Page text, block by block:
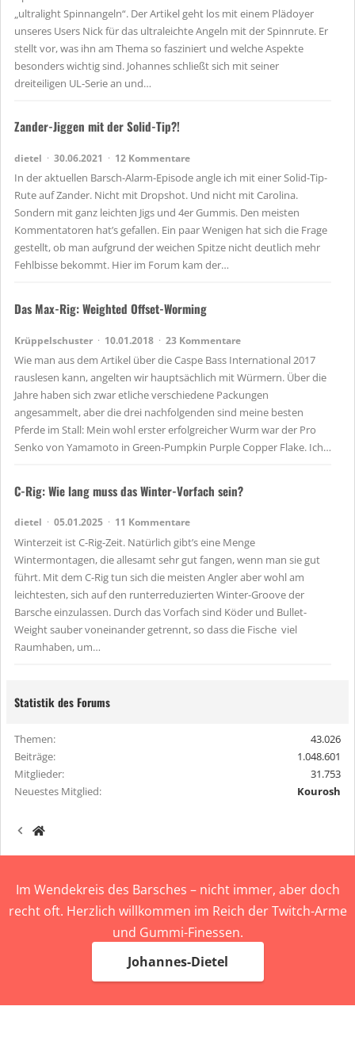
„ultralight Spinnangeln“. Der Artikel geht los mit einem Plädoyer
unseres Users Nick für das ultraleichte Angeln mit der Spinnrute. Er
stellt vor, was ihn am Thema so fasziniert und welche Aspekte
besonders wichtig sind. Johannes schließt sich mit seiner
dreiteiligen UL-Serie an und…
Zander-Jiggen mit der Solid-Tip?!
dietel 30.06.2021 12 Kommentare
In der aktuellen Barsch-Alarm-Episode angle ich mit einer Solid-Tip-
Rute auf Zander. Nicht mit Dropshot. Und nicht mit Carolina.
Sondern mit ganz leichten Jigs und 4er Gummis. Den meisten
Kommentatoren hat’s gefallen. Ein paar Wenigen hat sich die Frage
gestellt, ob man aufgrund der weichen Spitze nicht deutlich mehr
Fehlbisse bekommt. Hier im Forum kam der…
Das Max-Rig: Weighted Offset-Worming
Krüppelschuster 10.01.2018 23 Kommentare
Wie man aus dem Artikel über die Caspe Bass International 2017
rauslesen kann, angelten wir hauptsächlich mit Würmern. Über die
Jahre haben sich zwar etliche verschiedene Packungen
angesammelt, aber die drei nachfolgenden sind meine besten
Pferde im Stall: Mein wohl erster erfolgreicher Wurm war der Pro
Senko von Yamamoto in Green-Pumpkin Purple Copper Flake. Ich…
C-Rig: Wie lang muss das Winter-Vorfach sein?
dietel 05.01.2025 11 Kommentare
Winterzeit ist C-Rig-Zeit. Natürlich gibt’s eine Menge
Wintermontagen, die allesamt sehr gut fangen, wenn man sie gut
führt. Mit dem C-Rig tun sich die meisten Angler aber wohl am
leichtesten, sich auf den runterreduzierten Winter-Groove der
Barsche einzulassen. Durch das Vorfach sind Köder und Bullet-
Weight sauber voneinander getrennt, so dass die Fische viel
Raumhaben, um…
Statistik des Forums
Themen
43.026
Beiträge
1.048.601
Mitglieder
31.753
Neuestes Mitglied
Kourosh
Im Wendekreis des Barsches – nicht immer, aber doch
recht oft. Herzlich willkommen im Reich der Twitch-Arme
und Gummi-Finessen.
Johannes-Dietel